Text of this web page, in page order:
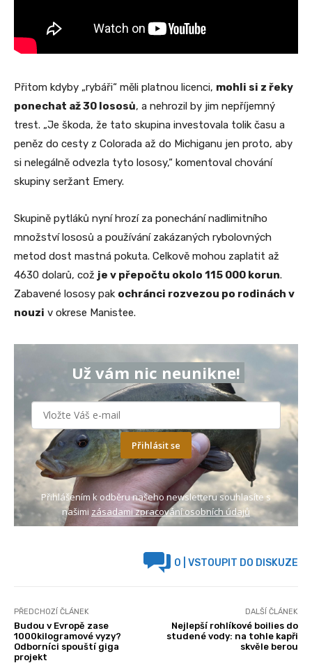
Přitom kdyby „rybáři“ měli platnou licenci, mohli si z řeky
ponechat až 30 lososů, a nehrozil by jim nepříjemný
trest. „Je škoda, že tato skupina investovala tolik času a
peněz do cesty z Colorada až do Michiganu jen proto, aby
si nelegálně odvezla tyto lososy,“ komentoval chování
skupiny seržant Emery.
Skupině pytláků nyní hrozí za ponechání nadlimitního
množství lososů a používání zakázaných rybolovných
metod dost mastná pokuta. Celkově mohou zaplatit až
4630 dolarů, což je v přepočtu okolo 115 000 korun.
Zabavené lososy pak ochránci rozvezou po rodinách v
nouzi v okrese Manistee.
Už vám nic neunikne!
Přihlásit se
Přihlášením k odběru našeho newsletteru souhlasíte s
našimi zásadami zpracování osobních údajů
0 | VSTOUPIT DO DISKUZE
PŘEDCHOZÍ ČLÁNEK
Budou v Evropě zase
1000kilogramové vyzy?
Odborníci spouští giga
projekt
DALŠÍ ČLÁNEK
Nejlepší rohlíkové boilies do
studené vody: na tohle kapři
skvěle berou